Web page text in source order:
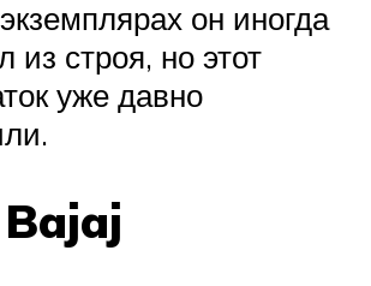
он иногда
из строя, но этот
уже давно